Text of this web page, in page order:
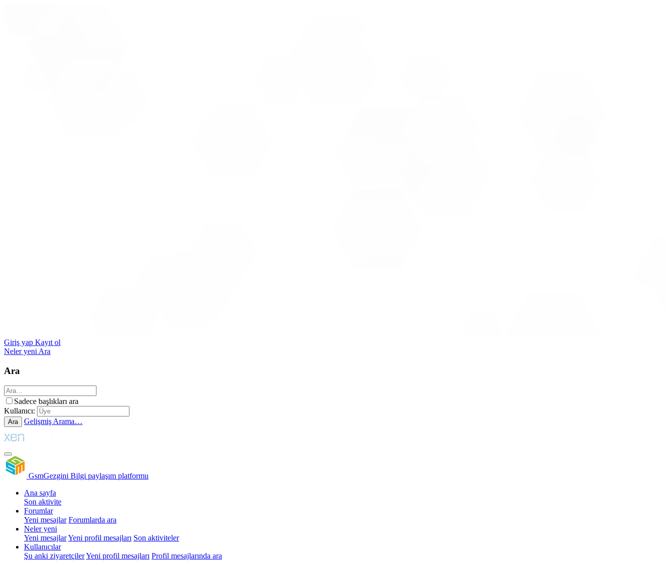
Giriş yap Kayıt ol
Neler yeni Ara
Ara
Sadece başlıkları ara
Kullanıcı:
Ara Gelişmiş Arama…
GsmGezgini Bilgi paylaşım platformu
Ana sayfa
Son aktivite
Forumlar
Yeni mesajlar Forumlarda ara
Neler yeni
Yeni mesajlarYeni profil mesajları Son aktiviteler
Kullanıcılar
Şu anki ziyaretçilerYeni profil mesajları Profil mesajlarında ara